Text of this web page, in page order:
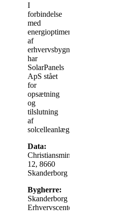
I
forbindelse
med
energioptimering
af
erhvervsbygninger
har
SolarPanels
ApS stået
for
opsætning
og
tilslutning
af
solcelleanlæg.
Data:
Christiansmindevej
12, 8660
Skanderborg
Bygherre:
Skanderborg
Erhvervscenter